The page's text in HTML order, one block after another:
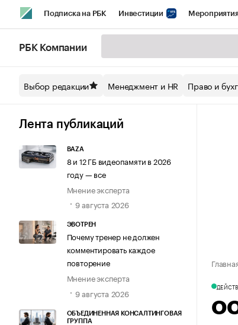
Подписка на РБК Инвестиции Мероприятия
Спецпроекты СПб Конференции СПб
Технологии и медиа
РБК Компании
Выбор редакции Менеджмент и HR Право и
Лента публикаций
BAZA
8 и 12 ГБ видеопамяти в 2026
году — все
Мнение эксперта
9 августа 2026
ЭВОТРЕН
Почему тренер не должен
комментировать каждое
повторение
Мнение эксперта
9 августа 2026
ОБЪЕДИНЕННАЯ КОНСАЛТИНГОВАЯ
ГРУППА